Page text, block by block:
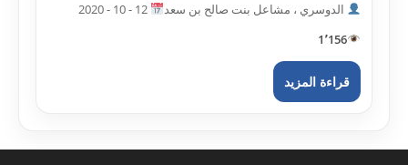
الدوسري ، مشاعل بنت صالح بن سعد
1٬156
قراءة المزيد